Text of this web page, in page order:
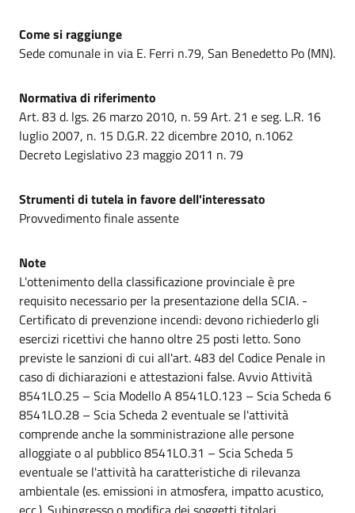
Come si raggiunge
Sede comunale in via E. Ferri n.79, San Benedetto Po (MN).
Normativa di riferimento
Art. 83 d. lgs. 26 marzo 2010, n. 59 Art. 21 e seg. L.R. 16
luglio 2007, n. 15 D.G.R. 22 dicembre 2010, n.1062
Decreto Legislativo 23 maggio 2011 n. 79
Strumenti di tutela in favore dell'interessato
Provvedimento finale assente
Note
L'ottenimento della classificazione provinciale è pre
requisito necessario per la presentazione della SCIA. -
Certificato di prevenzione incendi: devono richiederlo gli
esercizi ricettivi che hanno oltre 25 posti letto. Sono
previste le sanzioni di cui all'art. 483 del Codice Penale in
caso di dichiarazioni e attestazioni false. Avvio Attività
8541LO.25 – Scia Modello A 8541LO.123 – Scia Scheda 6
8541LO.28 – Scia Scheda 2 eventuale se l'attività
comprende anche la somministrazione alle persone
alloggiate o al pubblico 8541LO.31 – Scia Scheda 5
eventuale se l'attività ha caratteristiche di rilevanza
ambientale (es. emissioni in atmosfera, impatto acustico,